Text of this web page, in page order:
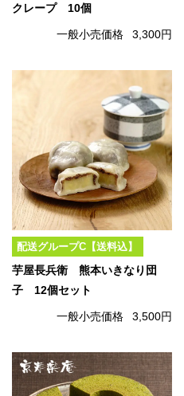
クレープ 10個
一般小売価格 3,300円
配送グループC【送料込】
芋屋長兵衛 熊本いきなり団
子 12個セット
一般小売価格 3,500円